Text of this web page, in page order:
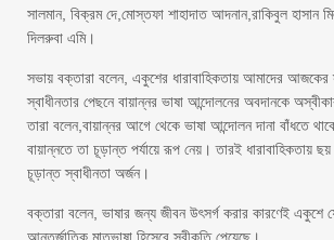
সালমান, বিক্রম দে,মোস্তফা শাহাদাত আদনান,রাকিবুল হাসান
দিলরুবা এমি।
সভায় বক্তারা বলেন, একুশের ধারাবাহিকতায় আমাদের আজকের
স্বাধীনতার পেছনে বায়ান্নর ভাষা আন্দোলনের অবদানকে
তারা বলেন,বায়ান্নর আগে থেকে ভাষা আন্দোলন দানা বাঁধতে
বায়ান্নতে তা চূড়ান্ত পর্যায়ে রূপ নেয়। তারই ধারাবাহিকতায়
চূড়ান্ত স্বাধীনতা অর্জন।
বক্তারা বলেন, ভাষার জন্য জীবন উৎসর্গ করার কারণেই একুশে